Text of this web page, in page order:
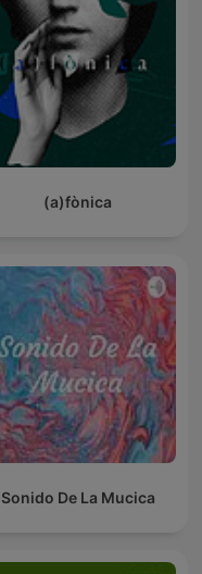
(a)fònica
Sonido De La Mucica